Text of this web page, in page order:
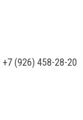
+7 (926) 458-28-20